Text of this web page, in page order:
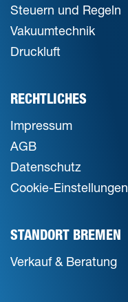
Steuern und Regeln
Vakuumtechnik
Druckluft
RECHTLICHES
Impressum
AGB
Datenschutz
Cookie-Einstellungen
STANDORT BREMEN
Verkauf & Beratung